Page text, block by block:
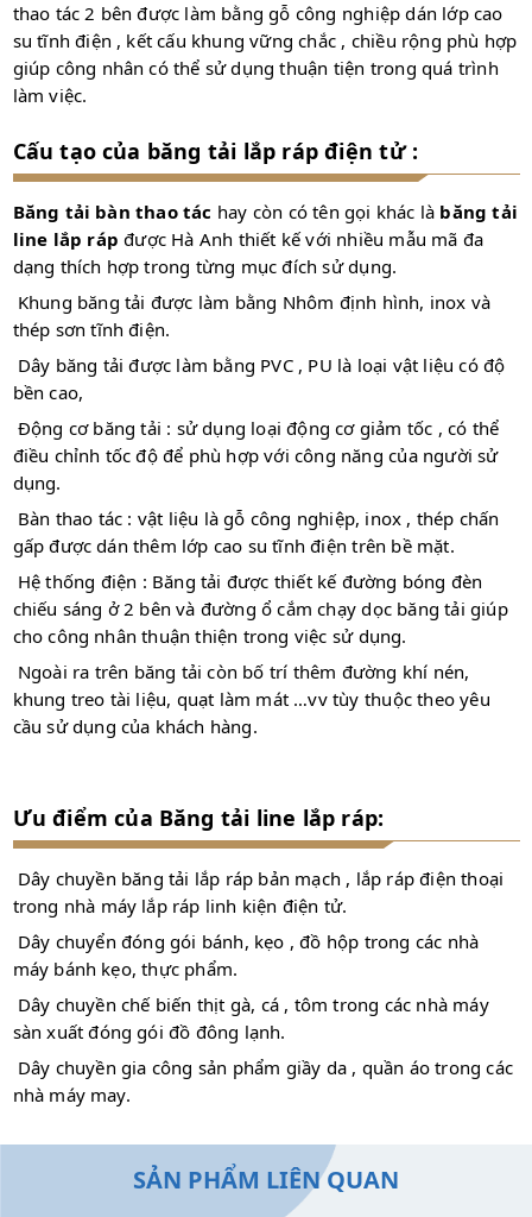
thao tác 2 bên được làm bằng gỗ công nghiệp dán lớp cao
su tĩnh điện , kết cấu khung vững chắc , chiều rộng phù hợp
giúp công nhân có thể sử dụng thuận tiện trong quá trình
làm việc.
Cấu tạo của băng tải lắp ráp điện tử :
Băng tải bàn thao tác hay còn có tên gọi khác là băng tải
line lắp ráp được Hà Anh thiết kế với nhiều mẫu mã đa
dạng thích hợp trong từng mục đích sử dụng.
Khung băng tải được làm bằng Nhôm định hình, inox và
thép sơn tĩnh điện.
Dây băng tải được làm bằng PVC , PU là loại vật liệu có độ
bền cao,
Động cơ băng tải : sử dụng loại động cơ giảm tốc , có thể
điều chỉnh tốc độ để phù hợp với công năng của người sử
dụng.
Bàn thao tác : vật liệu là gỗ công nghiệp, inox , thép chấn
gấp được dán thêm lớp cao su tĩnh điện trên bề mặt.
Hệ thống điện : Băng tải được thiết kế đường bóng đèn
chiếu sáng ở 2 bên và đường ổ cắm chạy dọc băng tải giúp
cho công nhân thuận thiện trong việc sử dụng.
Ngoài ra trên băng tải còn bố trí thêm đường khí nén,
khung treo tài liệu, quạt làm mát …vv tùy thuộc theo yêu
cầu sử dụng của khách hàng.
Ưu điểm của Băng tải line lắp ráp:
Dây chuyền băng tải lắp ráp bản mạch , lắp ráp điện thoại
trong nhà máy lắp ráp linh kiện điện tử.
Dây chuyển đóng gói bánh, kẹo , đồ hộp trong các nhà
máy bánh kẹo, thực phẩm.
Dây chuyền chế biến thịt gà, cá , tôm trong các nhà máy
sàn xuất đóng gói đồ đông lạnh.
Dây chuyền gia công sản phẩm giầy da , quần áo trong các
nhà máy may.
SẢN PHẨM LIÊN QUAN